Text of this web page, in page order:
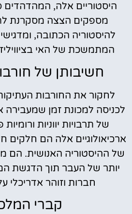
היסטוריים אלה, המהדהדים
מספקים הצצה מסקרנת
להיסטוריה הכתובה,
המתמשכת של האי
חשיבותן של
לחקור את החורבות
לכניסה למכונת זמן שמעבירה
של תרבויות יווניות
ארכיאולוגיים אלה הם חלקים
של ההיסטוריה האנושית. הם
יותר של העבר תוך הדגשת
חברות וזוהר אדריכלי
קברי